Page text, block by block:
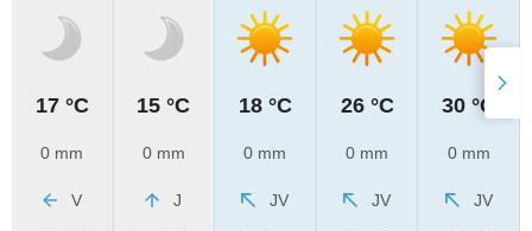
17 °C
0 mm
V
15 °C
0 mm
J
18 °C
0 mm
JV
26 °C
0 mm
JV
30 °C
0 mm
JV